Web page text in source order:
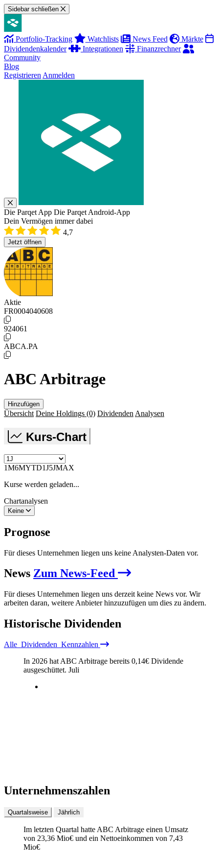
Sidebar schließen
Portfolio-Tracking Watchlists News Feed
Märkte
Dividendenkalender
Integrationen
Finanzrechner
Community
Blog
Registrieren Anmelden
Die Parqet App Die Parqet Android-App
Dein Vermögen immer dabei
4,7
Jetzt öffnen
Aktie
FR0004040608
924061
ABCA.PA
ABC Arbitrage
Hinzufügen
Übersicht Deine Holdings (0) Dividenden Analysen
Kurs-Chart
1M6MYTD1J5JMAX
Kurse werden geladen...
Chartanalysen
Keine
Prognose
Für dieses Unternehmen liegen uns keine Analysten-Daten vor.
News Zum News-Feed
Für dieses Unternehmen liegen uns derzeit keine News vor. Wir
arbeiten daran, weitere Anbieter hinzuzufügen um dies zu ändern.
Historische Dividenden
Alle Dividenden Kennzahlen
In 2026 hat ABC Arbitrage bereits 0,14€ Dividende
ausgeschüttet. Juli
Unternehmenszahlen
Quartalsweise Jährlich
Im letzten Quartal hatte ABC Arbitrage einen Umsatz
von 23,36 Mio€ und ein Nettoeinkommen von 7,43
Mio€